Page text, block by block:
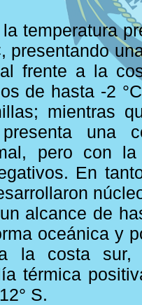
temperatura
presentando
frente a la
de hasta -2
mientras
una
pero con la
En
alcance de
oceánica y
la costa sur,
térmica
S.